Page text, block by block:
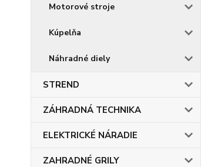
Motorové stroje
Kúpelňa
Náhradné diely
STREND
ZÁHRADNÁ TECHNIKA
ELEKTRICKÉ NÁRADIE
ZAHRADNÉ GRILY